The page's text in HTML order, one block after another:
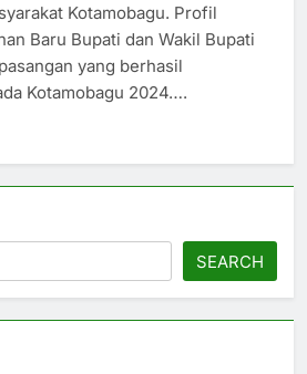
Kotamobagu. Profil
Baru Bupati dan Wakil Bupati
yang berhasil
Kotamobagu 2024….
SEARCH